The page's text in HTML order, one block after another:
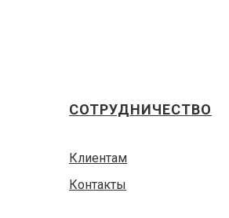
СОТРУДНИЧЕСТВО
Клиентам
Контакты